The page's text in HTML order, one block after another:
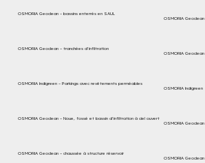
OSMORIA Geoclean – bassins enterrés en SAUL
OSMORIA Geoclean
OSMORIA Geoclean – tranchées d’infiltration
OSMORIA Geoclean
OSMORIA Indigreen – Parkings avec revêtements perméables
OSMORIA Indigreen
OSMORIA Geoclean – Noue, fossé et bassin d’infiltration à ciel ouvert
OSMORIA Geoclean
OSMORIA Geoclean – chaussée à structure réservoir
OSMORIA Geoclean